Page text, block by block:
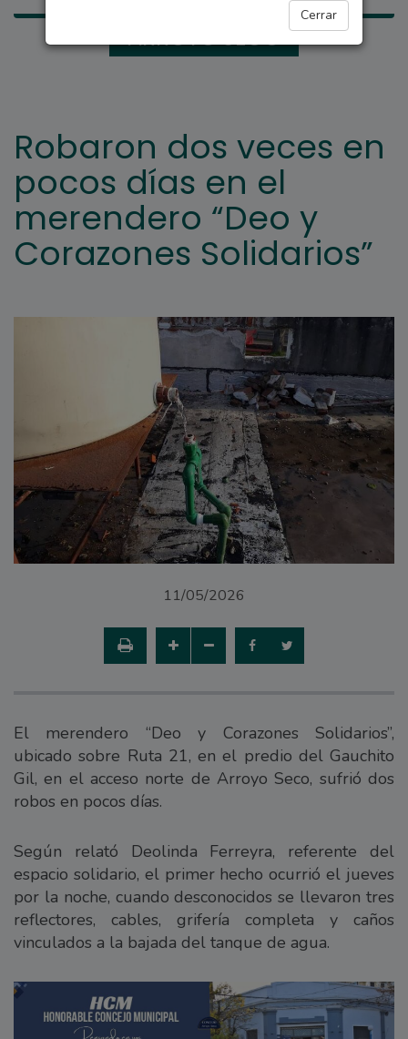
Cerrar
ARROYO SECO
Robaron dos veces en
pocos días en el
merendero “Deo y
Corazones Solidarios”
11/05/2026
El merendero “Deo y Corazones Solidarios”,
ubicado sobre Ruta 21, en el predio del Gauchito
Gil, en el acceso norte de Arroyo Seco, sufrió dos
robos en pocos días.
Según relató Deolinda Ferreyra, referente del
espacio solidario, el primer hecho ocurrió el jueves
por la noche, cuando desconocidos se llevaron tres
reflectores, cables, grifería completa y caños
vinculados a la bajada del tanque de agua.